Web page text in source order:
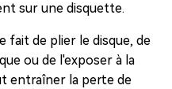
sur une disquette.
fait de plier le disque, de
ou de l'exposer à la
entraîner la perte de